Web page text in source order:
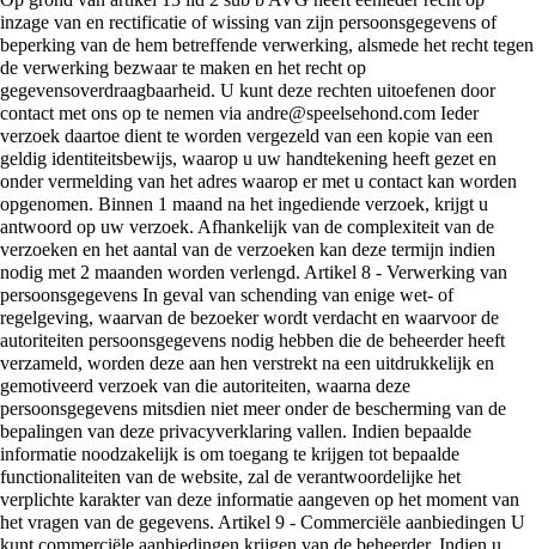
inzage van en rectificatie of wissing van zijn persoonsgegevens of
beperking van de hem betreffende verwerking, alsmede het recht tegen
de verwerking bezwaar te maken en het recht op
gegevensoverdraagbaarheid. U kunt deze rechten uitoefenen door
contact met ons op te nemen via andre@speelsehond.com Ieder
verzoek daartoe dient te worden vergezeld van een kopie van een
geldig identiteitsbewijs, waarop u uw handtekening heeft gezet en
onder vermelding van het adres waarop er met u contact kan worden
opgenomen. Binnen 1 maand na het ingediende verzoek, krijgt u
antwoord op uw verzoek. Afhankelijk van de complexiteit van de
verzoeken en het aantal van de verzoeken kan deze termijn indien
nodig met 2 maanden worden verlengd. Artikel 8 - Verwerking van
persoonsgegevens In geval van schending van enige wet- of
regelgeving, waarvan de bezoeker wordt verdacht en waarvoor de
autoriteiten persoonsgegevens nodig hebben die de beheerder heeft
verzameld, worden deze aan hen verstrekt na een uitdrukkelijk en
gemotiveerd verzoek van die autoriteiten, waarna deze
persoonsgegevens mitsdien niet meer onder de bescherming van de
bepalingen van deze privacyverklaring vallen. Indien bepaalde
informatie noodzakelijk is om toegang te krijgen tot bepaalde
functionaliteiten van de website, zal de verantwoordelijke het
verplichte karakter van deze informatie aangeven op het moment van
het vragen van de gegevens. Artikel 9 - Commerciële aanbiedingen U
kunt commerciële aanbiedingen krijgen van de beheerder. Indien u